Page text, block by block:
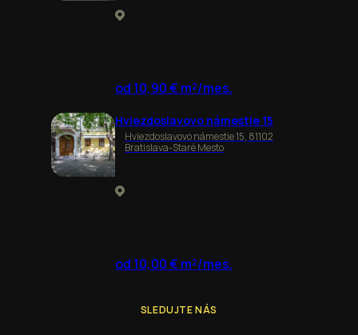
od 10,90 € m²/mes.
Hviezdoslavovo námestie 15
Hviezdoslavovo námestie 15, 81102
Bratislava-Staré Mesto
od 10,00 € m²/mes.
SLEDUJTE NÁS